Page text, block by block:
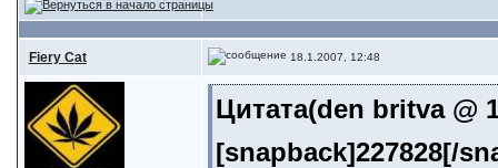
Fiery Cat 18.1.2007, 12:48
Цитата(den britva @
[snapback]227828[/